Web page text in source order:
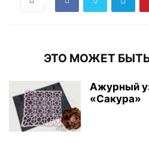
ЭТО МОЖЕТ
Ажурный
«Сакура»